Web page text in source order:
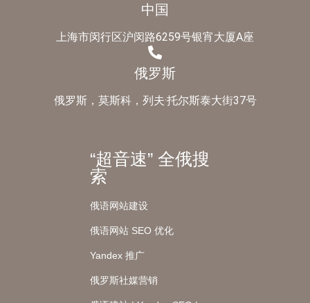
中国
上海市闵行区沪闵路6259号银宵大厦A座
俄罗斯
俄罗斯，莫斯科，列夫·托尔斯泰大街37号
“超音速” 全俄搜
索
俄语网站建设
俄语网站 SEO 优化
Yandex 推广
俄罗斯社媒营销